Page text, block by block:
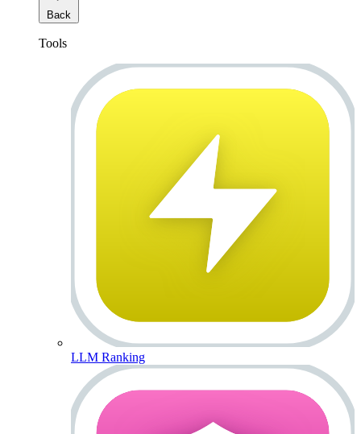
Back
Tools
LLM Ranking